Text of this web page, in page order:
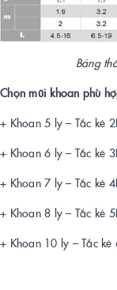
Bảng
Chọn mũi khoan phù
+ Khoan 5 ly – Tắc kê
+ Khoan 6 ly – Tắc kê
+ Khoan 7 ly – Tắc kê
+ Khoan 8 ly – Tắc kê
+ Khoan 10 ly – Tắc